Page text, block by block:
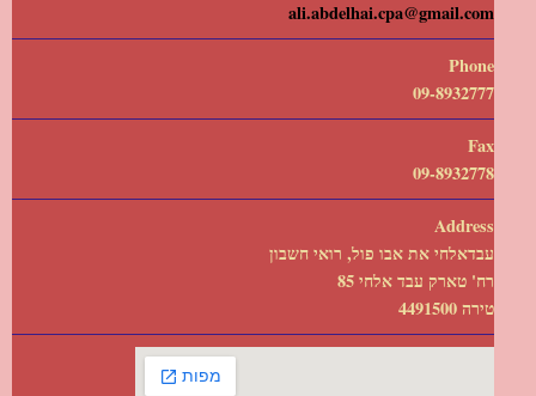
ali.abdelhai.cpa@gmail.com
Phone
09-8932777
Fax
09-8932778
Address
עבדאלחי את אבו פול, רואי חשבון
רח' טארק עבד אלחי 85
טירה 4491500